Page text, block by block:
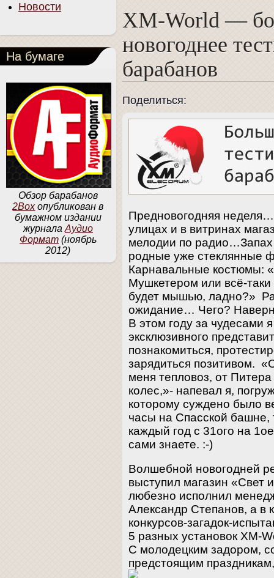
XM-World —
новогоднее
барабанов
Поделиться:
Предновогодняя
улицах и в витринах
мелодии по
родные уже стеклянные
Карнавальные костюмы:
Мушкетером или всё-
будет мышью, ладно?»
ожидание… Чего?
В этом году за чудесами
эксклюзивного
познакомиться,
зарядиться позитивом.
меня тепловоз, от
колес,»- напевал я,
которому суждено было
часы на Спасской башне,
каждый год с 31ого на
сами знаете. :-)
Волшебной новогодней
выступил магазин «Свет
любезно исполнил
Александр Степанов, а в
конкурсов-загадок-
5 разных установок XM-
С молодецким задором,
предстоящим
Новости
На бумаге
Обзор барабанов
2Boxопубликован в
бумажном издании
журнала Аудио
Формат (ноябрь
2012)